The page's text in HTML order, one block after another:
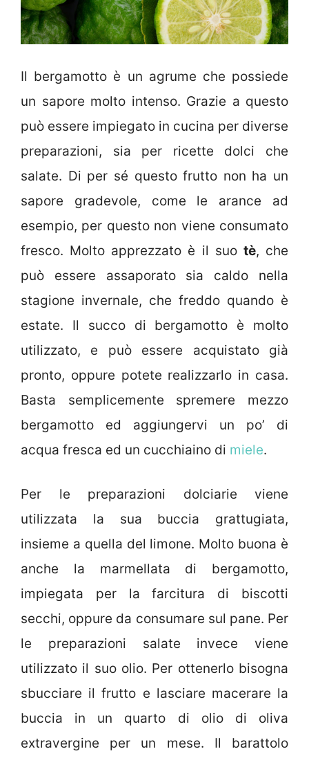
Il bergamotto è un agrume che possiede
un sapore molto intenso. Grazie a questo
può essere impiegato in cucina per diverse
preparazioni, sia per ricette dolci che
salate. Di per sé questo frutto non ha un
sapore gradevole, come le arance ad
esempio, per questo non viene consumato
fresco. Molto apprezzato è il suo tè, che
può essere assaporato sia caldo nella
stagione invernale, che freddo quando è
estate. Il succo di bergamotto è molto
utilizzato, e può essere acquistato già
pronto, oppure potete realizzarlo in casa.
Basta semplicemente spremere mezzo
bergamotto ed aggiungervi un po’ di
acqua fresca ed un cucchiaino di miele.
Per le preparazioni dolciarie viene
utilizzata la sua buccia grattugiata,
insieme a quella del limone. Molto buona è
anche la marmellata di bergamotto,
impiegata per la farcitura di biscotti
secchi, oppure da consumare sul pane. Per
le preparazioni salate invece viene
utilizzato il suo olio. Per ottenerlo bisogna
sbucciare il frutto e lasciare macerare la
buccia in un quarto di olio di oliva
extravergine per un mese. Il barattolo